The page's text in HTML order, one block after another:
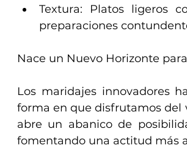
Textura: Platos ligeros
preparaciones
Nace un Nuevo Horizonte
Los maridajes innovadores
forma en que disfrutamos del
abre un abanico de
fomentando una actitud más